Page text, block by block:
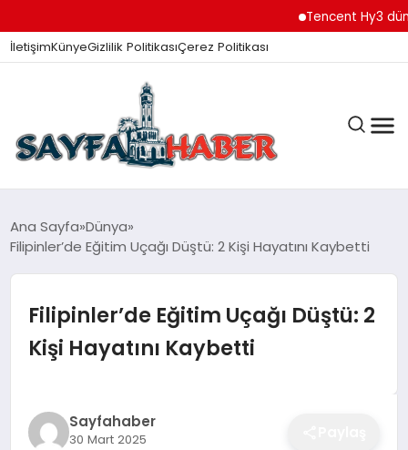
Tencent Hy3 dünya
İletişimKünyeGizlilik PolitikasıÇerez Politikası
ANA SAYFA
İZMIR HABERLERI
EĞITIM
Ana Sayfa Dünya
Filipinler’de Eğitim Uçağı Düştü: 2 Kişi Hayatını Kaybetti
Filipinler’de Eğitim Uçağı Düştü: 2
Kişi Hayatını Kaybetti
Sayfahaber
30 Mart 2025